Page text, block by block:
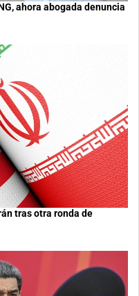
ahora abogada denuncia
tras otra ronda de